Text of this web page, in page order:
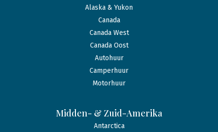
Alaska & Yukon
Canada
Canada West
Canada Oost
Autohuur
Camperhuur
Motorhuur
Midden- & Zuid-Amerika
Antarctica